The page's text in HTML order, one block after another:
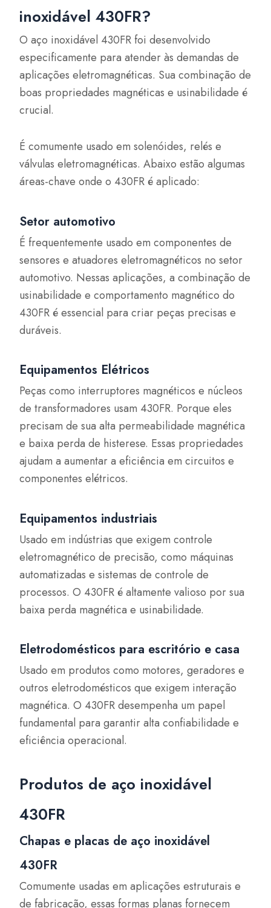
inoxidável 430FR?
O aço inoxidável 430FR foi desenvolvido
especificamente para atender às demandas de
aplicações eletromagnéticas. Sua combinação de
boas propriedades magnéticas e usinabilidade é
crucial.
É comumente usado em solenóides, relés e
válvulas eletromagnéticas. Abaixo estão algumas
áreas-chave onde o 430FR é aplicado:
Setor automotivo
É frequentemente usado em componentes de
sensores e atuadores eletromagnéticos no setor
automotivo. Nessas aplicações, a combinação de
usinabilidade e comportamento magnético do
430FR é essencial para criar peças precisas e
duráveis.
Equipamentos Elétricos
Peças como interruptores magnéticos e núcleos
de transformadores usam 430FR. Porque eles
precisam de sua alta permeabilidade magnética
e baixa perda de histerese. Essas propriedades
ajudam a aumentar a eficiência em circuitos e
componentes elétricos.
Equipamentos industriais
Usado em indústrias que exigem controle
eletromagnético de precisão, como máquinas
automatizadas e sistemas de controle de
processos. O 430FR é altamente valioso por sua
baixa perda magnética e usinabilidade.
Eletrodomésticos para escritório e casa
Usado em produtos como motores, geradores e
outros eletrodomésticos que exigem interação
magnética. O 430FR desempenha um papel
fundamental para garantir alta confiabilidade e
eficiência operacional.
Produtos de aço inoxidável
430FR
Chapas e placas de aço inoxidável
430FR
Comumente usadas em aplicações estruturais e
de fabricação, essas formas planas fornecem